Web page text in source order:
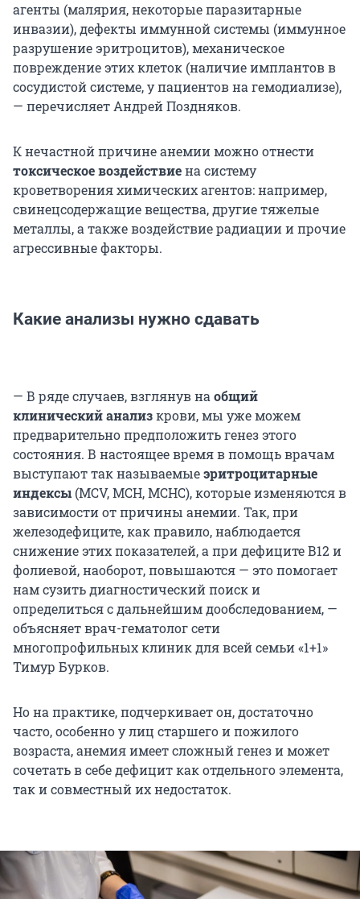
агенты (малярия, некоторые паразитарные
инвазии), дефекты иммунной системы (иммунное
разрушение эритроцитов), механическое
повреждение этих клеток (наличие имплантов в
сосудистой системе, у пациентов на гемодиализе),
— перечисляет Андрей Поздняков.
К нечастной причине анемии можно отнести
токсическое воздействиена систему
кроветворения химических агентов: например,
свинецсодержащие вещества, другие тяжелые
металлы, а также воздействие радиации и прочие
агрессивные факторы.
Какие анализы нужно сдавать
— В ряде случаев, взглянув наобщий
клинический анализкрови, мы уже можем
предварительно предположить генез этого
состояния. В настоящее время в помощь врачам
выступают так называемыеэритроцитарные
индексы (MCV, MCH, MCHC), которые изменяются в
зависимости от причины анемии. Так, при
железодефиците, как правило, наблюдается
снижение этих показателей, а при дефиците В12 и
фолиевой, наоборот, повышаются — это помогает
нам сузить диагностический поиск и
определиться с дальнейшим дообследованием, —
объясняет врач-гематолог сети
многопрофильных клиник для всей семьи «1+1»
Тимур Бурков.
Но на практике, подчеркивает он, достаточно
часто, особенно у лиц старшего и пожилого
возраста, анемия имеет сложный генез и может
сочетать в себе дефицит как отдельного элемента,
так и совместный их недостаток.